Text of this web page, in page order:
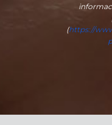
(https://